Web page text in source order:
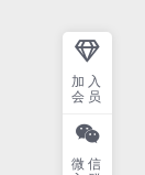
加入
会员
微信